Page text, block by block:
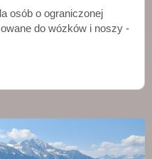
osób o ograniczonej
do wózków i noszy -